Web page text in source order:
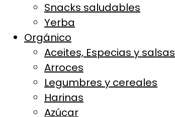
Snacks saludables
Yerba
Orgánico
Aceites, Especias y salsas
Arroces
Legumbres y cereales
Harinas
Azúcar